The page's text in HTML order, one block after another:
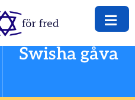
Swisha gåva